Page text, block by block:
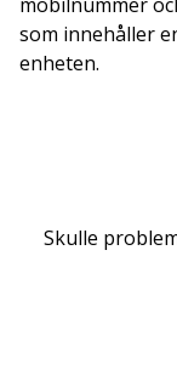
som innehåller
enheten.
Skulle